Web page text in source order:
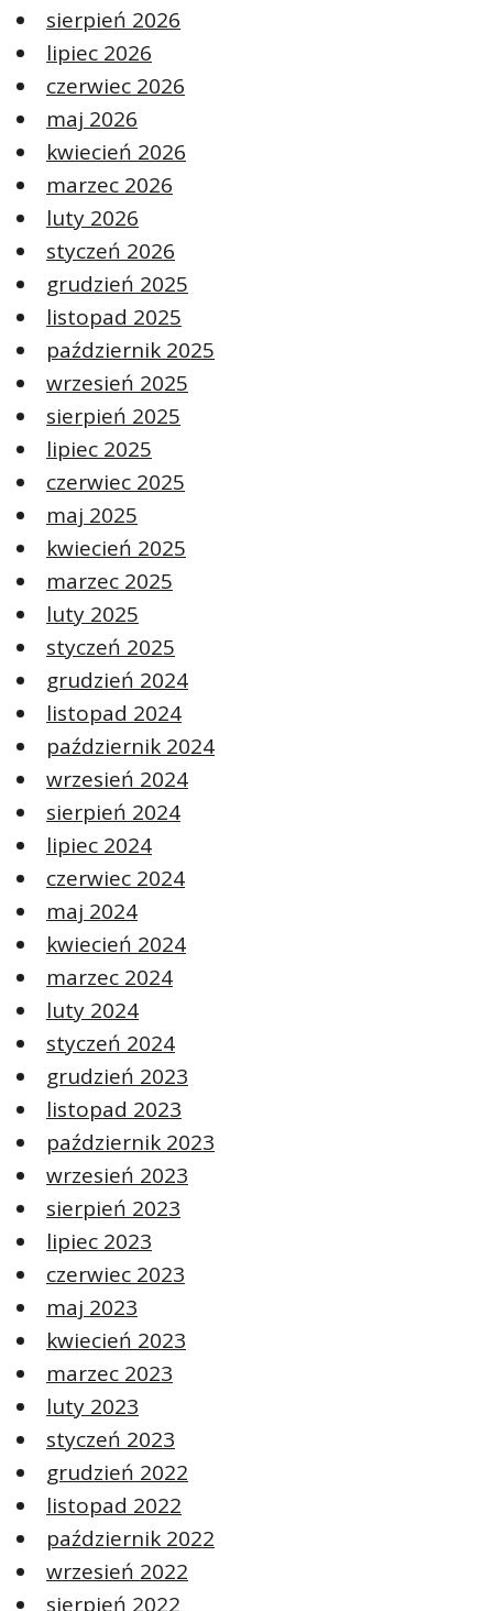
sierpień 2026
lipiec 2026
czerwiec 2026
maj 2026
kwiecień 2026
marzec 2026
luty 2026
styczeń 2026
grudzień 2025
listopad 2025
październik 2025
wrzesień 2025
sierpień 2025
lipiec 2025
czerwiec 2025
maj 2025
kwiecień 2025
marzec 2025
luty 2025
styczeń 2025
grudzień 2024
listopad 2024
październik 2024
wrzesień 2024
sierpień 2024
lipiec 2024
czerwiec 2024
maj 2024
kwiecień 2024
marzec 2024
luty 2024
styczeń 2024
grudzień 2023
listopad 2023
październik 2023
wrzesień 2023
sierpień 2023
lipiec 2023
czerwiec 2023
maj 2023
kwiecień 2023
marzec 2023
luty 2023
styczeń 2023
grudzień 2022
listopad 2022
październik 2022
wrzesień 2022
sierpień 2022